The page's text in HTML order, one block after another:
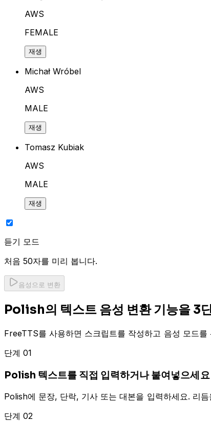
AWS
FEMALE
재생
Michał Wróbel
AWS
MALE
재생
Tomasz Kubiak
AWS
MALE
재생
듣기 모드
처음 50자를 미리 봅니다.
음성으로 변환
Polish의 텍스트 음성 변환 기능을 3
FreeTTS를 사용하면 스크립트를 작성하고 음성 모드
단계 01
Polish 텍스트를 직접 입력하거나 붙여넣으세요
Polish에 문장, 단락, 기사 또는 대본을 입력하세요. 리
단계 02